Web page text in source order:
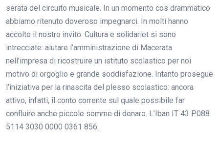
serata del circuito musicale. In un momento cos drammatico
abbiamo ritenuto doveroso impegnarci. In molti hanno
accolto il nostro invito. Cultura e solidariet si sono
intrecciate: aiutare l’amministrazione di Macerata
nell’impresa di ricostruire un istituto scolastico per noi
motivo di orgoglio e grande soddisfazione. Intanto prosegue
l’iniziativa per la rinascita del plesso scolastico: ancora
attivo, infatti, il conto corrente sul quale possibile far
confluire anche piccole somme di denaro. L’Iban IT 43 P088
5114 3030 0000 0361 856.